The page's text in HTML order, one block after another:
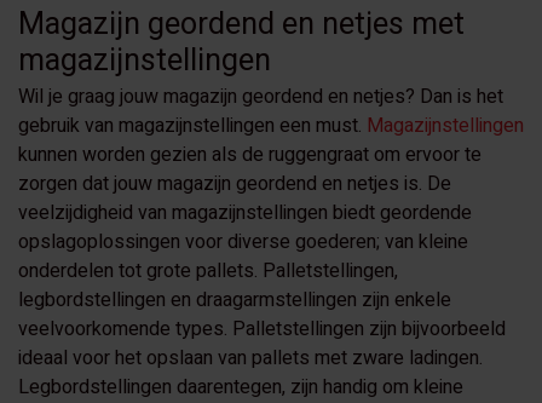
Magazijn geordend en netjes met
magazijnstellingen
Wil je graag jouw magazijn geordend en netjes? Dan is het
gebruik van magazijnstellingen een must. Magazijnstellingen
kunnen worden gezien als de ruggengraat om ervoor te
zorgen dat jouw magazijn geordend en netjes is. De
veelzijdigheid van magazijnstellingen biedt geordende
opslagoplossingen voor diverse goederen; van kleine
onderdelen tot grote pallets. Palletstellingen,
legbordstellingen en draagarmstellingen zijn enkele
veelvoorkomende types. Palletstellingen zijn bijvoorbeeld
ideaal voor het opslaan van pallets met zware ladingen.
Legbordstellingen daarentegen, zijn handig om kleine